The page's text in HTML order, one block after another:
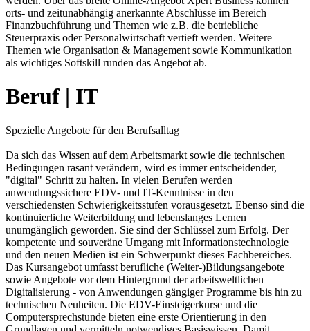
orts- und zeitunabhängig anerkannte Abschlüsse im Bereich
Finanzbuchführung und Themen wie z.B. die betriebliche
Steuerpraxis oder Personalwirtschaft vertieft werden. Weitere
Themen wie Organisation & Management sowie Kommunikation
als wichtiges Softskill runden das Angebot ab.
Beruf | IT
Spezielle Angebote für den Berufsalltag
Da sich das Wissen auf dem Arbeitsmarkt sowie die technischen
Bedingungen rasant verändern, wird es immer entscheidender,
"digital" Schritt zu halten. In vielen Berufen werden
anwendungssichere EDV- und IT-Kenntnisse in den
verschiedensten Schwierigkeitsstufen vorausgesetzt. Ebenso sind die
kontinuierliche Weiterbildung und lebenslanges Lernen
unumgänglich geworden. Sie sind der Schlüssel zum Erfolg. Der
kompetente und souveräne Umgang mit Informationstechnologie
und den neuen Medien ist ein Schwerpunkt dieses Fachbereiches.
Das Kursangebot umfasst berufliche (Weiter-)Bildungsangebote
sowie Angebote vor dem Hintergrund der arbeitsweltlichen
Digitalisierung - von Anwendungen gängiger Programme bis hin zu
technischen Neuheiten. Die EDV-Einsteigerkurse und die
Computersprechstunde bieten eine erste Orientierung in den